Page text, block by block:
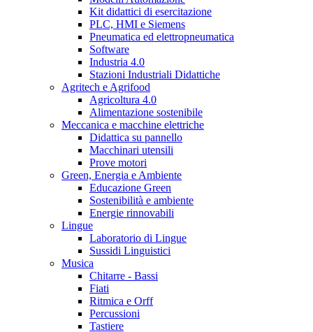
Kit didattici di esercitazione
PLC, HMI e Siemens
Pneumatica ed elettropneumatica
Software
Industria 4.0
Stazioni Industriali Didattiche
Agritech e Agrifood
Agricoltura 4.0
Alimentazione sostenibile
Meccanica e macchine elettriche
Didattica su pannello
Macchinari utensili
Prove motori
Green, Energia e Ambiente
Educazione Green
Sostenibilità e ambiente
Energie rinnovabili
Lingue
Laboratorio di Lingue
Sussidi Linguistici
Musica
Chitarre - Bassi
Fiati
Ritmica e Orff
Percussioni
Tastiere